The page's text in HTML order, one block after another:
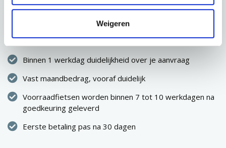
Weigeren
Direct eigenaar van de fiets
Geen eenmalige hoge uitgave
Binnen 1 werkdag duidelijkheid over je aanvraag
Vast maandbedrag, vooraf duidelijk
Voorraadfietsen worden binnen 7 tot 10 werkdagen na
goedkeuring geleverd
Eerste betaling pas na 30 dagen